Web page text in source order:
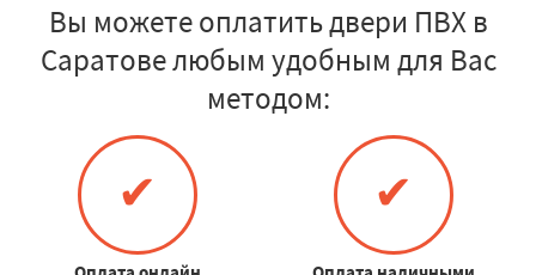
Вы можете оплатить двери ПВХ в
Саратове любым удобным для Вас
методом:
✔ ✔